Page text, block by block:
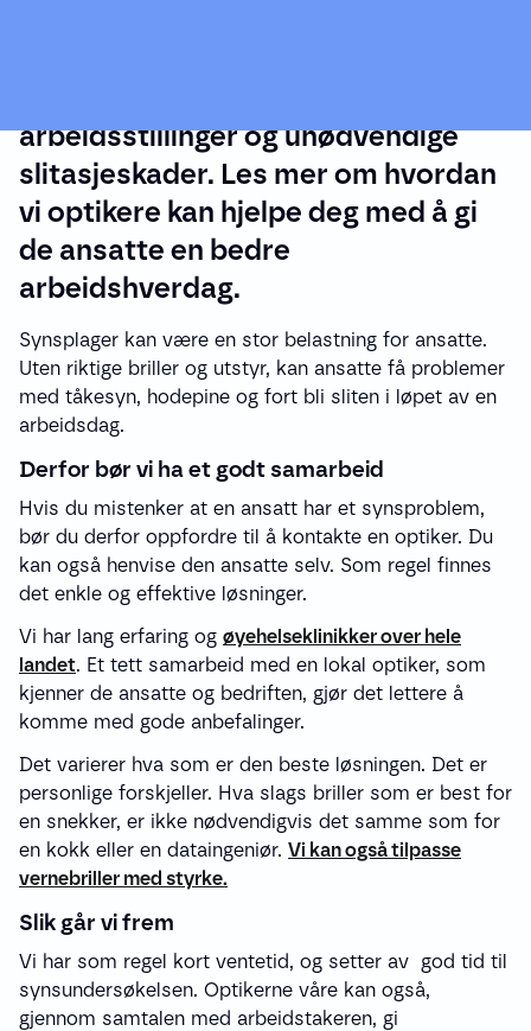
arbeidsstillinger og unødvendige
slitasjeskader. Les mer om hvordan
vi optikere kan hjelpe deg med å gi
de ansatte en bedre
arbeidshverdag.
Synsplager kan være en stor belastning for ansatte.
Uten riktige briller og utstyr, kan ansatte få problemer
med tåkesyn, hodepine og fort bli sliten i løpet av en
arbeidsdag.
Derfor bør vi ha et godt samarbeid
Hvis du mistenker at en ansatt har et synsproblem,
bør du derfor oppfordre til å kontakte en optiker. Du
kan også henvise den ansatte selv. Som regel finnes
det enkle og effektive løsninger.
Vi har lang erfaring og øyehelseklinikker over hele
landet. Et tett samarbeid med en lokal optiker, som
kjenner de ansatte og bedriften, gjør det lettere å
komme med gode anbefalinger.
Det varierer hva som er den beste løsningen. Det er
personlige forskjeller. Hva slags briller som er best for
en snekker, er ikke nødvendigvis det samme som for
en kokk eller en dataingeniør. Vi kan også tilpasse
vernebriller med styrke.
Slik går vi frem
Vi har som regel kort ventetid, og setter av god tid til
synsundersøkelsen. Optikerne våre kan også,
gjennom samtalen med arbeidstakeren, gi